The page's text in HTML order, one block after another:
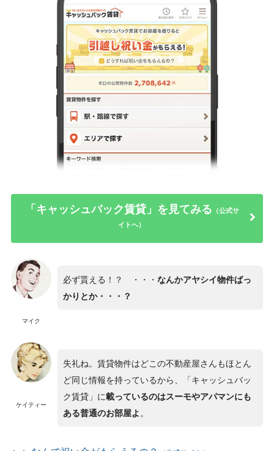
「キャッシュバック賃貸」を 見てみる （公式サ
イトへ）
マイク
必ず貰える！？ ・・・ なんかアヤシイ物件ばっ
かりとか・・・？
ケイティー
失礼ね。賃貸物件はどこの不動産屋さんもほとん
ど同じ情報を持っているから、「キャッシュバッ
ク賃貸」に載っているのはスーモやアパマンにも
ある普通のお部屋よ 。